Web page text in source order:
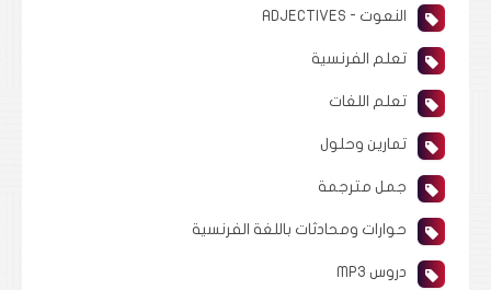
النعوت - ADJECTIVES
تعلم الفرنسية
تعلم اللغات
تمارين وحلول
جمل مترجمة
حوارات ومحادثات باللغة الفرنسية
دروس MP3